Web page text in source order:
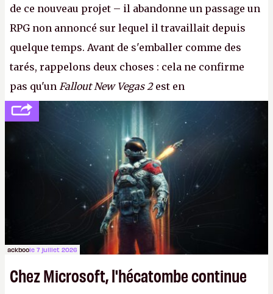
de ce nouveau projet – il abandonne un passage un
RPG non annoncé sur lequel il travaillait depuis
quelque temps. Avant de s'emballer comme des
tarés, rappelons deux choses : cela ne confirme
pas qu'un Fallout New Vegas 2est en
développement (pour ce que l'on sait, ils bossent
peut-être sur
Fallout Football ou
Fallout vs. Les
Lapins Crétins) et l'Obsidian d'aujourd'hui n'est plus
le même studio qu'il y a 15 ans. Mais bon, OK, on
peut commencer à fantasmer.A.
ackboole 7 juillet 2026
Chez Microsoft, l'hécatombe continue